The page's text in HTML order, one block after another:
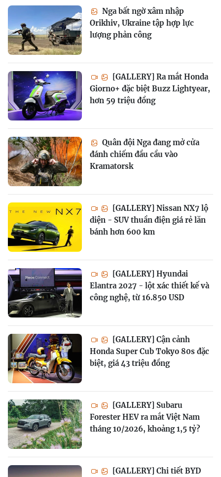
Nga bất ngờ xâm nhập
Orikhiv, Ukraine tập hợp lực
lượng phản công
[GALLERY] Ra mắt Honda
Giorno+ đặc biệt Buzz Lightyear,
hơn 59 triệu đồng
Quân đội Nga đang mở cửa
đánh chiếm đầu cầu vào
Kramatorsk
[GALLERY] Nissan NX7 lộ
diện - SUV thuần điện giá rẻ lăn
bánh hơn 600 km
[GALLERY] Hyundai
Elantra 2027 - lột xác thiết kế và
công nghệ, từ 16.850 USD
[GALLERY] Cận cảnh
Honda Super Cub Tokyo 80s đặc
biệt, giá 43 triệu đồng
[GALLERY] Subaru
Forester HEV ra mắt Việt Nam
tháng 10/2026, khoảng 1,5 tỷ?
[GALLERY] Chi tiết BYD